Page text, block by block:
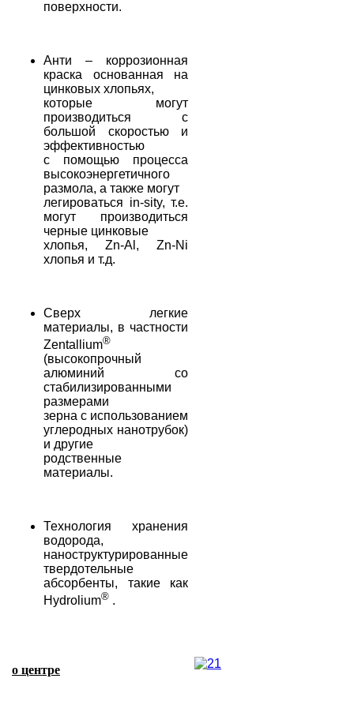
поверхности.
Анти – коррозионная
краска основанная на
цинковых хлопьях,
которые могут
производиться с
большой скоростью и
эффективностью
с помощью процесса
высокоэнергетичного
размола, а также могут
легироваться in-sity, т.е.
могут производиться
черные цинковые
хлопья, Zn-Al, Zn-Ni
хлопья и т.д.
Сверх легкие
материалы, в частности
Zentallium®
(высокопрочный
алюминий со
стабилизированными
размерами
зерна с использованием
углеродных нанотрубок)
и другие
родственные
материалы.
Технология хранения
водорода,
наноструктурированные
твердотельные
абсорбенты, такие как
Hydrolium® .
о центре